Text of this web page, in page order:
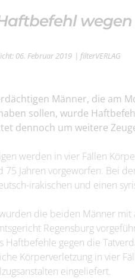
06. Februar 2019 | filterVERLAG
Männer, die am
sollen, wurde
dennoch um weitere
werden in vier Fällen
75 Jahren vorgeworfen. Bei
irakischen und einen
die beiden Männer mit
Regensburg
Haftbefehle gegen die
Körperverletzung in vier
eingeliefert.